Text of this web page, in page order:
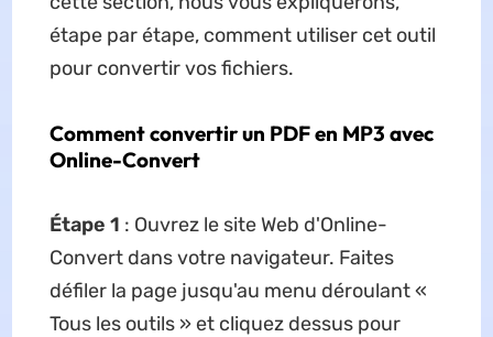
étape par étape, comment utiliser cet outil
pour convertir vos fichiers.
Comment convertir un PDF en MP3 avec
Online-Convert
Étape 1 : Ouvrez le site Web d'Online-
Convert dans votre navigateur. Faites
défiler la page jusqu'au menu déroulant «
Tous les outils » et cliquez dessus pour